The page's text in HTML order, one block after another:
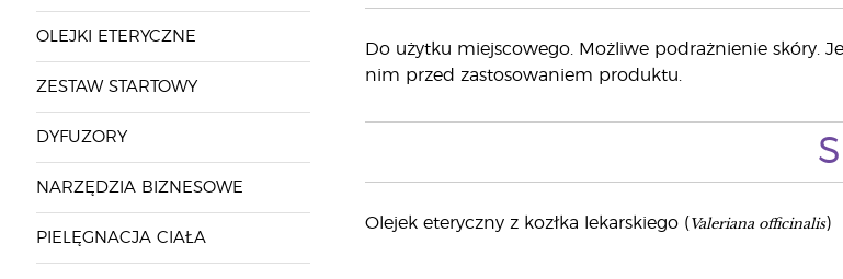
OLEJKI ETERYCZNE
ZESTAW STARTOWY
DYFUZORY
NARZĘDZIA BIZNESOWE
PIELĘGNACJA CIAŁA
Do użytku miejscowego. Możliwe podrażnienie skóry.
nim przed zastosowaniem produktu.
Olejek eteryczny z kozłka lekarskiego (Valeriana officinalis)